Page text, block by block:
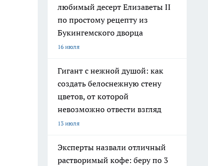
любимый десерт Елизаветы II
по простому рецепту из
Букингемского дворца
16 июля
Гигант с нежной душой: как
создать белоснежную стену
цветов, от которой
невозможно отвести взгляд
13 июля
Эксперты назвали отличный
растворимый кофе: беру по 3